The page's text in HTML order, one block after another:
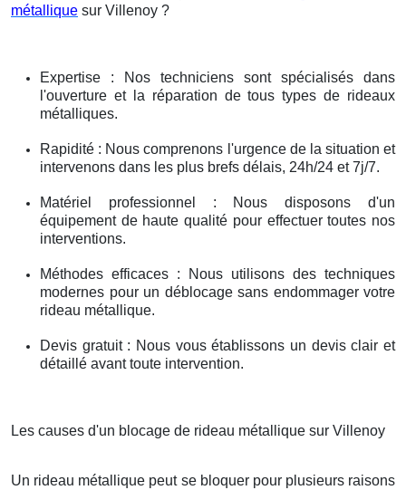
métallique sur Villenoy ?
Expertise : Nos techniciens sont spécialisés dans
l'ouverture et la réparation de tous types de rideaux
métalliques.
Rapidité : Nous comprenons l'urgence de la situation et
intervenons dans les plus brefs délais, 24h/24 et 7j/7.
Matériel professionnel : Nous disposons d'un
équipement de haute qualité pour effectuer toutes nos
interventions.
Méthodes efficaces : Nous utilisons des techniques
modernes pour un déblocage sans endommager votre
rideau métallique.
Devis gratuit : Nous vous établissons un devis clair et
détaillé avant toute intervention.
Les causes d'un blocage de rideau métallique sur Villenoy
Un rideau métallique peut se bloquer pour plusieurs raisons